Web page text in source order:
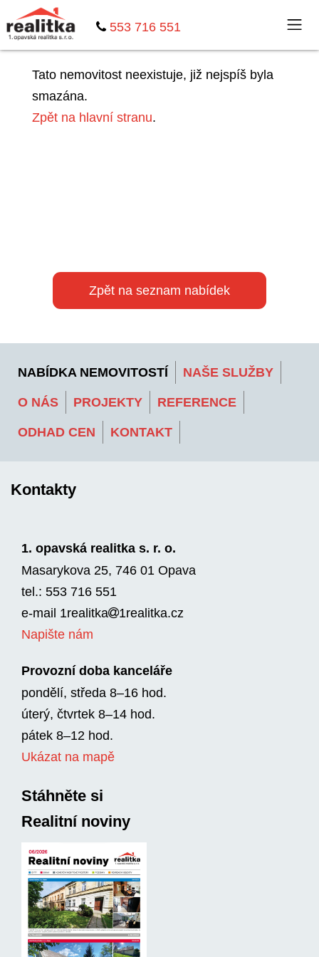
553 716 551
Tato nemovitost neexistuje, již nejspíš byla
smazána.
Zpět na hlavní stranu.
Zpět na seznam nabídek
NABÍDKA NEMOVITOSTÍ NAŠE SLUŽBY
O NÁS PROJEKTY REFERENCE
ODHAD CEN KONTAKT
Kontakty
1. opavská realitka s. r. o.
Masarykova 25, 746 01 Opava
tel.: 553 716 551
e-mail 1realitka
1rea­litka.cz
Napište nám
Provozní doba kanceláře
pondělí, středa 8–16 hod.
úterý, čtvrtek 8–14 hod.
pátek 8–12 hod.
Ukázat na mapě
Stáhněte si
Realitní noviny